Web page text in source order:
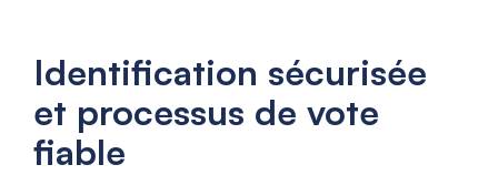
Identification sécurisée
et processus de vote
fiable